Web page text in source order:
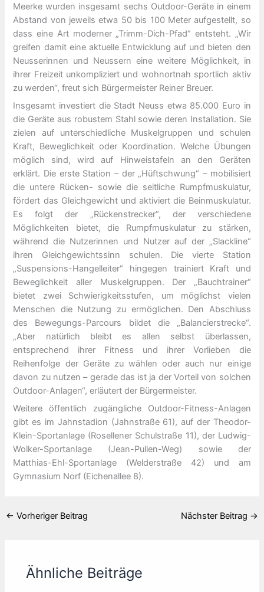
Meerke wurden insgesamt sechs Outdoor-Geräte in einem
Abstand von jeweils etwa 50 bis 100 Meter aufgestellt, so
dass eine Art moderner „Trimm-Dich-Pfad“ entsteht. „Wir
greifen damit eine aktuelle Entwicklung auf und bieten den
Neusserinnen und Neussern eine weitere Möglichkeit, in
ihrer Freizeit unkompliziert und wohnortnah sportlich aktiv
zu werden“, freut sich Bürgermeister Reiner Breuer.
Insgesamt investiert die Stadt Neuss etwa 85.000 Euro in
die Geräte aus robustem Stahl sowie deren Installation. Sie
zielen auf unterschiedliche Muskelgruppen und schulen
Kraft, Beweglichkeit oder Koordination. Welche Übungen
möglich sind, wird auf Hinweistafeln an den Geräten
erklärt. Die erste Station – der „Hüftschwung“ – mobilisiert
die untere Rücken- sowie die seitliche Rumpfmuskulatur,
fördert das Gleichgewicht und aktiviert die Beinmuskulatur.
Es folgt der „Rückenstrecker“, der verschiedene
Möglichkeiten bietet, die Rumpfmuskulatur zu stärken,
während die Nutzerinnen und Nutzer auf der „Slackline“
ihren Gleichgewichtssinn schulen. Die vierte Station
„Suspensions-Hangelleiter“ hingegen trainiert Kraft und
Beweglichkeit aller Muskelgruppen. Der „Bauchtrainer“
bietet zwei Schwierigkeitsstufen, um möglichst vielen
Menschen die Nutzung zu ermöglichen. Den Abschluss
des Bewegungs-Parcours bildet die „Balancierstrecke“.
„Aber natürlich bleibt es allen selbst überlassen,
entsprechend ihrer Fitness und ihrer Vorlieben die
Reihenfolge der Geräte zu wählen oder auch nur einige
davon zu nutzen – gerade das ist ja der Vorteil von solchen
Outdoor-Anlagen“, erläutert der Bürgermeister.
Weitere öffentlich zugängliche Outdoor-Fitness-Anlagen
gibt es im Jahnstadion (Jahnstraße 61), auf der Theodor-
Klein-Sportanlage (Rosellener Schulstraße 11), der Ludwig-
Wolker-Sportanlage (Jean-Pullen-Weg) sowie der
Matthias-Ehl-Sportanlage (Welderstraße 42) und am
Gymnasium Norf (Eichenallee 8).
← Vorheriger Beitrag Nächster Beitrag →
Ähnliche Beiträge